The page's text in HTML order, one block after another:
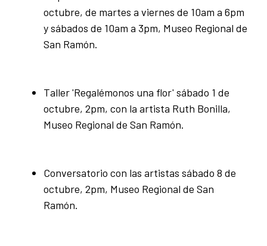
octubre, de martes a viernes de 10am a 6pm
y sábados de 10am a 3pm, Museo Regional de
San Ramón.
Taller 'Regalémonos una flor' sábado 1 de
octubre, 2pm, con la artista Ruth Bonilla,
Museo Regional de San Ramón.
Conversatorio con las artistas sábado 8 de
octubre, 2pm, Museo Regional de San
Ramón.